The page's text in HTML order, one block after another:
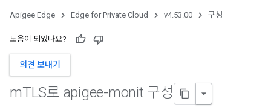
Apigee Edge Edge for Private Cloud v4.53.00 구성
도움이 되었나요?
의견 보내기
mTLS로 apigee-monit 구성